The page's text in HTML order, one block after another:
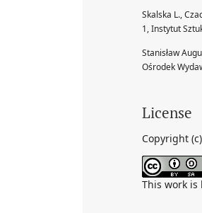
Skalska L.,
1, Instytut
Stanisław
Ośrodek
License
Copyright
This work is